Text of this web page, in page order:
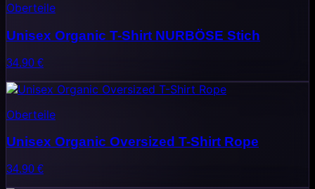
Oberteile
Unisex Organic T-Shirt NURBÖSE Stich
34.90 €
Oberteile
Unisex Organic Oversized T-Shirt Rope
34.90 €